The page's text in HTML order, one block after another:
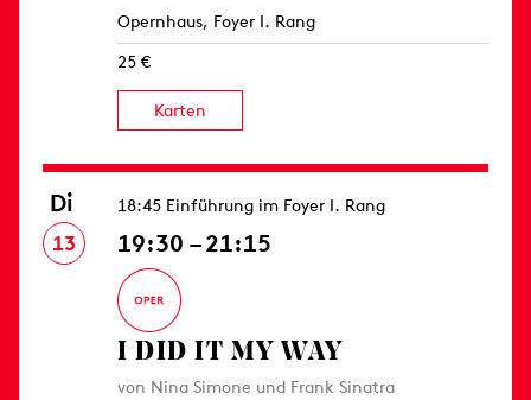
Opernhaus, Foyer I. Rang
25 €
Karten
Di
13
18:45 Einführung im Foyer I. Rang
19:30 – 21:15
I DID IT MY WAY
von Nina Simone und Frank Sinatra